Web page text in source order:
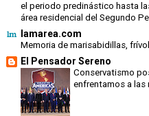
el periodo predinástico hasta
área residencial del Segundo
lamarea.com
Memoria de marisabidillas,
El Pensador Sereno
Conservatismo
enfrentamos a las